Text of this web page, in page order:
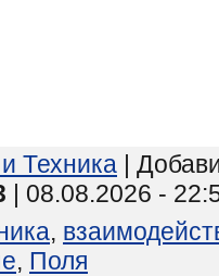
Техника |
| 08.08.2026 -
,
, Поля